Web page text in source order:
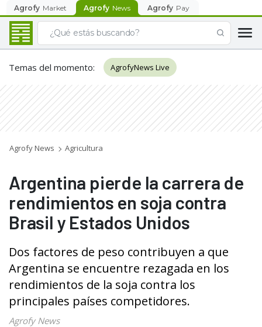
Agrofy Market Agrofy News Agrofy Pay
Temas del momento: AgrofyNews Live
Agrofy News Agricultura
Argentina pierde la carrera de
rendimientos en soja contra
Brasil y Estados Unidos
Dos factores de peso contribuyen a que
Argentina se encuentre rezagada en los
rendimientos de la soja contra los
principales países competidores.
Agrofy News